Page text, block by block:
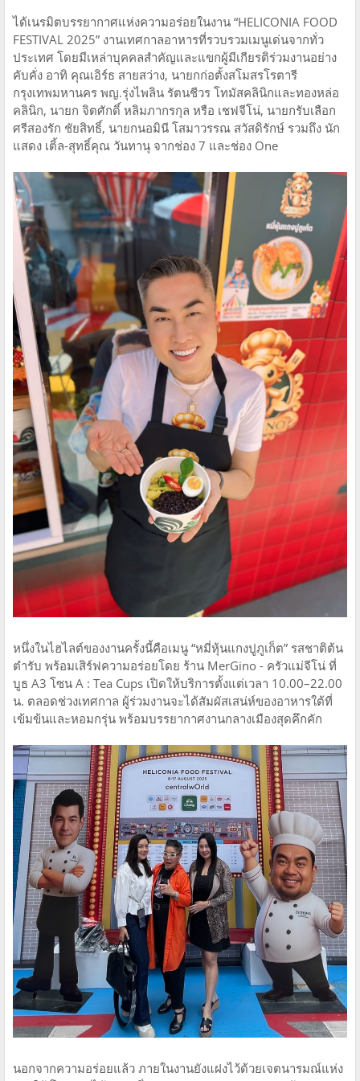
ได้เนรมิตบรรยากาศแห่งความอร่อยในงาน “HELICONIA FOOD
FESTIVAL 2025” งานเทศกาลอาหารที่รวบรวมเมนูเด่นจากทั่ว
ประเทศ โดยมีเหล่าบุคคลสำคัญและแขกผู้มีเกียรติร่วมงานอย่าง
คับคั่ง อาทิ คุณเอิร์ธ สายสว่าง, นายกก่อตั้งสโมสรโรตารี
กรุงเทพมหานคร พญ.รุ่งไพลิน รัตนชีวร โทมัสคลินิกและทองหล่อ
คลินิก, นายก จิตศักดิ์ หลิมภากรกุล หรือ เชฟจีโน่, นายกรับเลือก
ศรีสองรัก ชัยสิทธิ์, นายกนอมินี โสมาวรรณ สวัสดิรักษ์ รวมถึง นัก
แสดง เติ้ล-สุทธิ์คุณ วันทานุ จากช่อง 7 และช่อง One
หนึ่งในไฮไลต์ของงานครั้งนี้คือเมนู “หมี่หุ้นแกงปูภูเก็ต” รสชาติต้น
ตำรับ พร้อมเสิร์ฟความอร่อยโดย ร้าน MerGino - ครัวแม่จีโน่ ที่
บูธ A3 โซน A : Tea Cups เปิดให้บริการตั้งแต่เวลา 10.00–22.00
น. ตลอดช่วงเทศกาล ผู้ร่วมงานจะได้สัมผัสเสน่ห์ของอาหารใต้ที่
เข้มข้นและหอมกรุ่น พร้อมบรรยากาศงานกลางเมืองสุดคึกคัก
นอกจากความอร่อยแล้ว ภายในงานยังแฝงไว้ด้วยเจตนารมณ์แห่ง